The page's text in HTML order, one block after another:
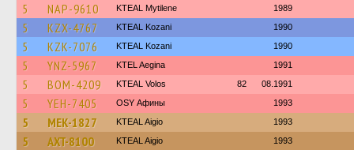
5 NAP-9610 KTEAL Mytilene 1989
5 KZX-4767 KTEAL Kozani 1990
5 KZK-7076 KTEAL Kozani 1990
5 YNZ-5967 KTEL Aegina 1991
5 BOM-4209 KTEAL Volos 82 08.1991
5 YEH-7405 OSY Афины 1993
5 MEK-1827 KTEAL Aigio 1993
5 AXT-8100 KTEAL Aigio 1993